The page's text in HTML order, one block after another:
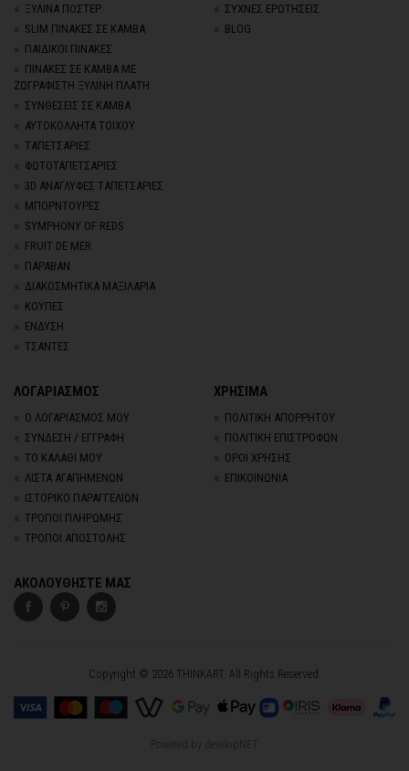
ΞΥΛΙΝΑ ΠΟΣΤΕΡ
SLIM ΠΙΝΑΚΕΣ ΣΕ ΚΑΜΒΑ
ΠΑΙΔΙΚΟΙ ΠΙΝΑΚΕΣ
ΠΙΝΑΚΕΣ ΣΕ ΚΑΜΒΑ ΜΕ
ΖΩΓΡΑΦΙΣΤΗ ΞΥΛΙΝΗ ΠΛΑΤΗ
ΣΥΝΘΕΣΕΙΣ ΣΕ ΚΑΜΒΑ
ΑΥΤΟΚΟΛΛΗΤΑ ΤΟΙΧΟΥ
TΑΠΕΤΣΑΡΙΕΣ
ΦΩΤΟΤΑΠΕΤΣΑΡΙΕΣ
3D AΝΑΓΛΥΦΕΣ TΑΠΕΤΣΑΡΙΕΣ
ΜΠΟΡΝΤΟΥΡΕΣ
SYMPHONY OF REDS
FRUIT DE MER
ΠΑΡΑΒΑΝ
ΔΙΑΚΟΣΜΗΤΙΚΑ ΜΑΞΙΛΑΡΙΑ
ΚΟΥΠΕΣ
ΕΝΔΥΣΗ
ΤΣΑΝΤΕΣ
ΣΥΧΝΕΣ ΕΡΩΤΗΣΕΙΣ
BLOG
ΛΟΓΑΡΙΑΣΜΟΣ
Ο ΛΟΓΑΡΙΑΣΜΟΣ ΜΟΥ
ΣΥΝΔΕΣΗ / ΕΓΓΡΑΦΗ
ΤΟ ΚΑΛΑΘΙ ΜΟΥ
ΛΙΣΤΑ ΑΓΑΠΗΜΕΝΩΝ
ΙΣΤΟΡΙΚΟ ΠΑΡΑΓΓΕΛΙΩΝ
ΤΡΟΠΟΙ ΠΛΗΡΩΜΗΣ
ΤΡΟΠΟΙ ΑΠΟΣΤΟΛΗΣ
ΧΡΗΣΙΜΑ
ΠΟΛΙΤΙΚΗ ΑΠΟΡΡΗΤΟΥ
ΠΟΛΙΤΙΚΗ ΕΠΙΣΤΡΟΦΩΝ
ΟΡΟΙ ΧΡΗΣΗΣ
ΕΠΙΚΟΙΝΩΝΙΑ
ΑΚΟΛΟΥΘΗΣΤΕ ΜΑΣ
Copyright © 2026 THINKART. All Rights Reserved.
Powered by developNET